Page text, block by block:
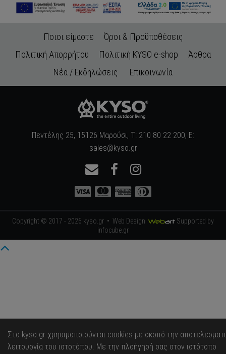
Ποιοι είμαστε
Όροι & Προϋποθέσεις
Πολιτική Απορρήτου
Πολιτική KYSO e-shop
Άρθρα
Νέα / Εκδηλώσεις
Επικοινωνία
Πεντέλης 25, 15126 Μαρούσι, Τ: 210 80 22 200, E:
sales@kyso.gr
Copyright © 2017 - 2026 kyso.gr • Web Design
Supported by
infocube.gr
Στο kyso.gr χρησιμοποιούνται cookies με σκοπό την
λειτουργία του ιστοτόπου. Με την πλοήγησή σας στον ιστότοπο